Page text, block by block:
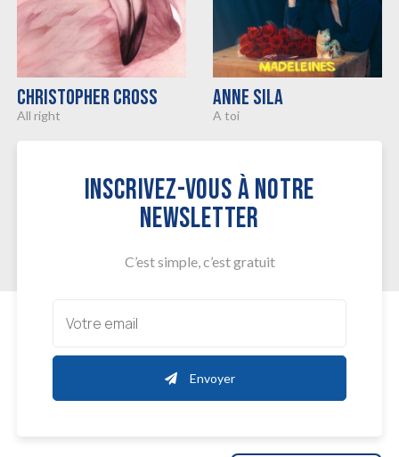
CHRISTOPHER CROSS
all right
ANNE SILA
a toi
INSCRIVEZ-VOUS À NOTRE
NEWSLETTER
C’est simple, c’est gratuit
Envoyer